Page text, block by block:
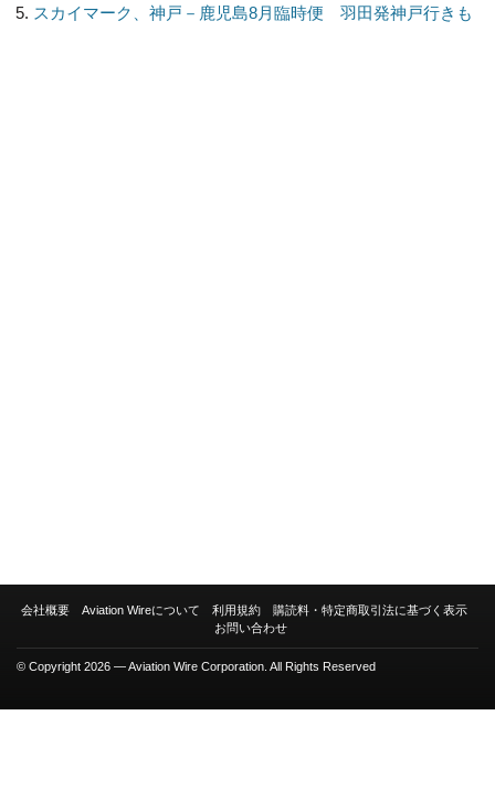
スカイマーク、神戸－鹿児島8月臨時便 羽田発神戸行きも
会社概要 Aviation Wireについて 利用規約
購読料・特定商取引法に基づく表示
お問い合わせ
© Copyright 2026 — Aviation Wire Corporation. All Rights Reserved